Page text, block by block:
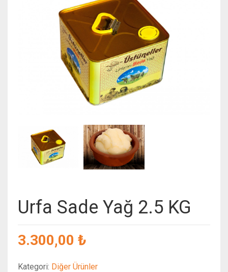
Urfa Sade Yağ 2.5 KG
3.300,00 ₺
Kategori: Diğer Ürünler